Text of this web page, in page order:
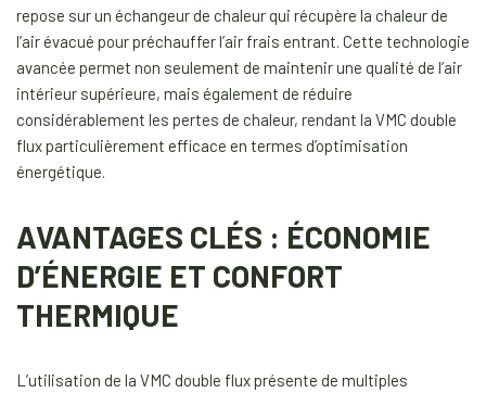
repose sur un échangeur de chaleur qui récupère la chaleur de
l’air évacué pour préchauffer l’air frais entrant. Cette technologie
avancée permet non seulement de maintenir une qualité de l’air
intérieur supérieure, mais également de réduire
considérablement les pertes de chaleur, rendant la VMC double
flux particulièrement efficace en termes d’optimisation
énergétique.
AVANTAGES CLÉS : ÉCONOMIE
D’ÉNERGIE ET CONFORT
THERMIQUE
L’utilisation de la VMC double flux présente de multiples